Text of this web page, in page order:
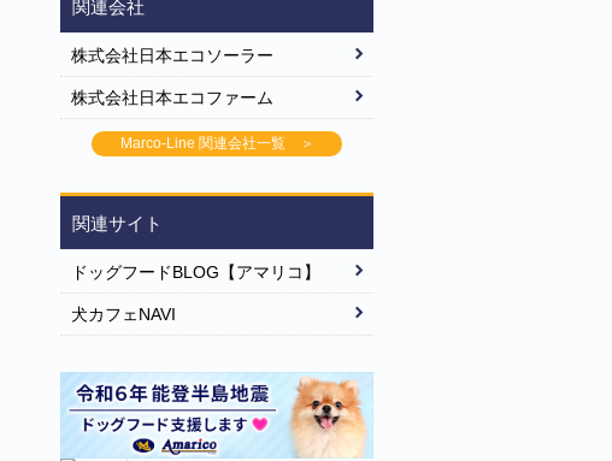
関連会社
株式会社日本エコソーラー
株式会社日本エコファーム
Marco-Line 関連会社一覧 ＞
関連サイト
ドッグフードBLOG【アマリコ】
犬カフェNAVI